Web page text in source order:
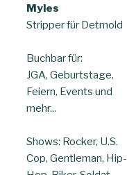
Myles
Stripper für Detmold
Buchbar für:
JGA, Geburtstage,
Feiern, Events und
mehr...
Shows: Rocker, U.S.
Cop, Gentleman, Hip-